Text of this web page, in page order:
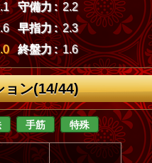
守備力 : 2.2
早指力 : 2.3
終盤力 : 1.6
ョン(14/44)
手筋 特殊